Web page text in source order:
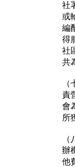
社
或
編
得
社
共
責
會
所
辦
他